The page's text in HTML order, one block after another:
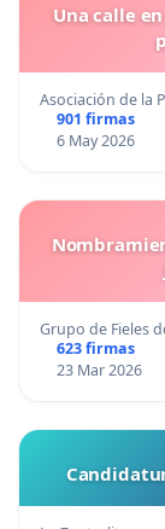
Una calle
Asociación de la
901 firmas
6 May 2026
Grupo de Fieles
623 firmas
23 Mar 2026